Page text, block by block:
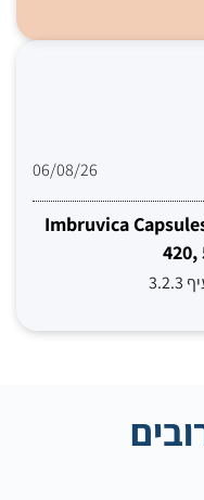
06/08/26
Imbruvica
420,